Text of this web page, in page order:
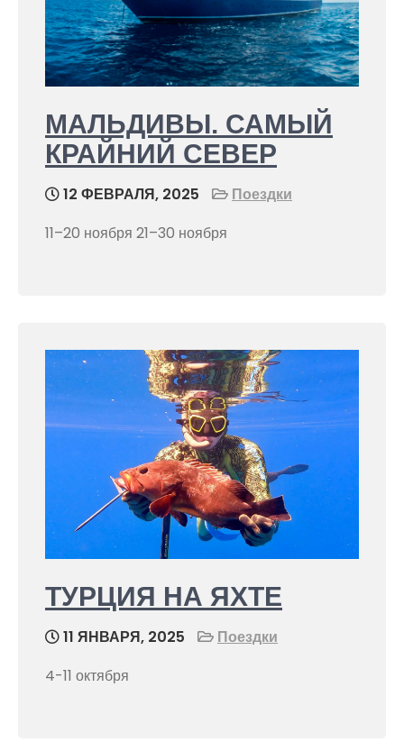
МАЛЬДИВЫ. САМЫЙ
КРАЙНИЙ СЕВЕР
12 ФЕВРАЛЯ, 2025
Поездки
11–20 ноября 21–30 ноября
ТУРЦИЯ НА ЯХТЕ
11 ЯНВАРЯ, 2025
Поездки
4-11 октября